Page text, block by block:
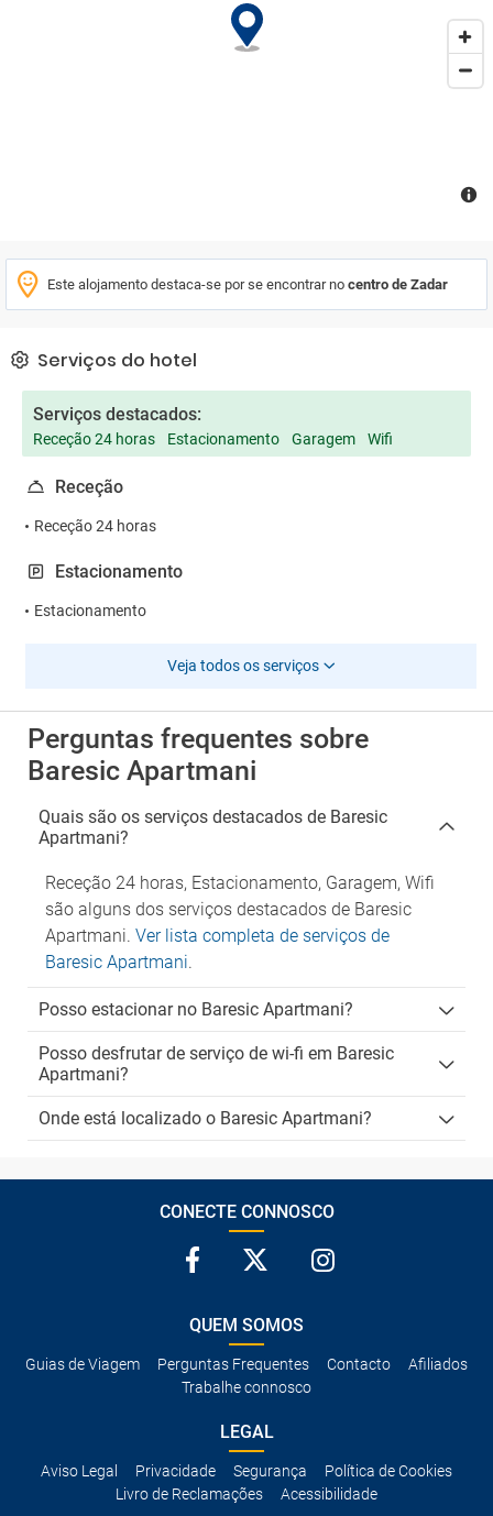
solicitados a fornecer a sua hora de chegada estimada com pelo
menos 48 horas de antecedência.
Este alojamento destaca-se por se encontrar no centro de Zadar
Serviços do hotel
Serviços destacados:
Receção 24 horas Estacionamento Garagem Wifi
Receção
Receção 24 horas
Estacionamento
Estacionamento
Veja todos os serviços
Perguntas frequentes sobre
Baresic Apartmani
Quais são os serviços destacados de Baresic
Apartmani?
Receção 24 horas, Estacionamento, Garagem, Wifi
são alguns dos serviços destacados de Baresic
Apartmani. Ver lista completa de serviços de
Baresic Apartmani.
Posso estacionar no Baresic Apartmani?
Posso desfrutar de serviço de wi-fi em Baresic
Apartmani?
Onde está localizado o Baresic Apartmani?
CONECTE CONNOSCO
QUEM SOMOS
Guias de Viagem Perguntas Frequentes Contacto
Afiliados
Trabalhe connosco
LEGAL
Aviso Legal Privacidade Segurança
Política de Cookies
Livro de Reclamações
Acessibilidade